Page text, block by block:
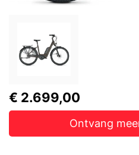
€ 2.699,00
Ontvang